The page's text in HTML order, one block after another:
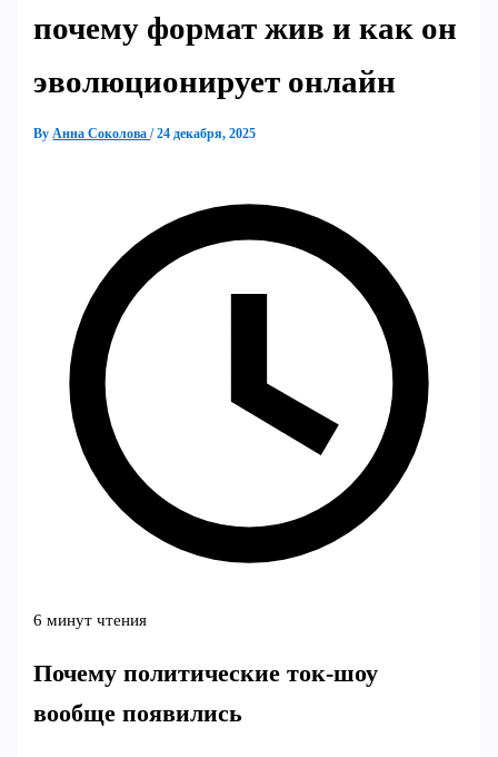
почему формат жив и как он
эволюционирует онлайн
ByАнна Соколова/24 декабря, 2025
6 минут чтения
Почему политические ток‑шоу
вообще появились